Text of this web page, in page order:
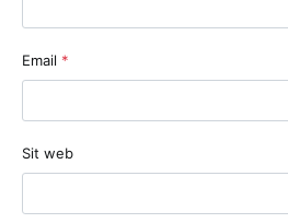
Email *
Sit web